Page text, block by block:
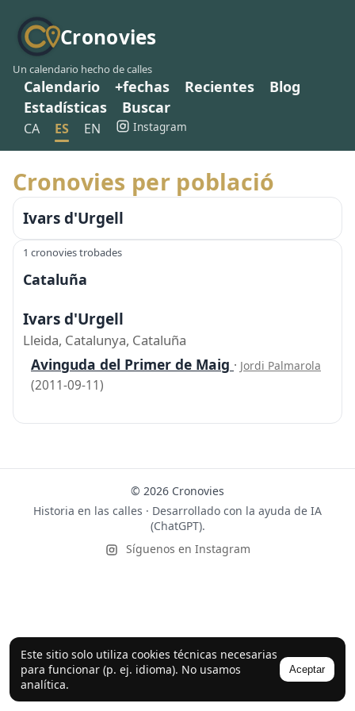
Cronovies
Un calendario hecho de calles
Calendario +fechas Recientes
Blog
Estadísticas
Buscar
CA ES EN Instagram
Este sitio solo utiliza cookies técnicas necesarias
para funcionar (p. ej. idioma). No usamos
analítica.
Aceptar
Cronovies per població
Ivars d'Urgell
1 cronovies trobades
Cataluña
Ivars d'Urgell
Lleida, Catalunya, Cataluña
Avinguda del Primer de Maig · Jordi Palmarola
(2011-09-11)
© 2026 Cronovies
Historia en las calles · Desarrollado con la ayuda de IA
(ChatGPT).
Síguenos en Instagram